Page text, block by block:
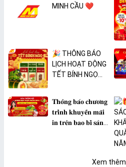
MINH CẦU ❤️
🎉 THÔNG BÁO
LỊCH HOẠT ĐỘNG
TẾT BÍNH NGỌ
𝐓𝐡𝐨̂𝐧𝐠 𝐛𝐚́𝐨 𝐜𝐡𝐮̛𝐨̛𝐧𝐠
𝐭𝐫𝐢̀𝐧𝐡 𝐤𝐡𝐮𝐲𝐞̂́𝐧 𝐦𝐚̃𝐢
𝐢𝐧 𝐭𝐫𝐞̂𝐧 𝐛𝐚𝐨 𝐛𝐢̀ 𝐬𝐚̉𝐧
Xem thêm